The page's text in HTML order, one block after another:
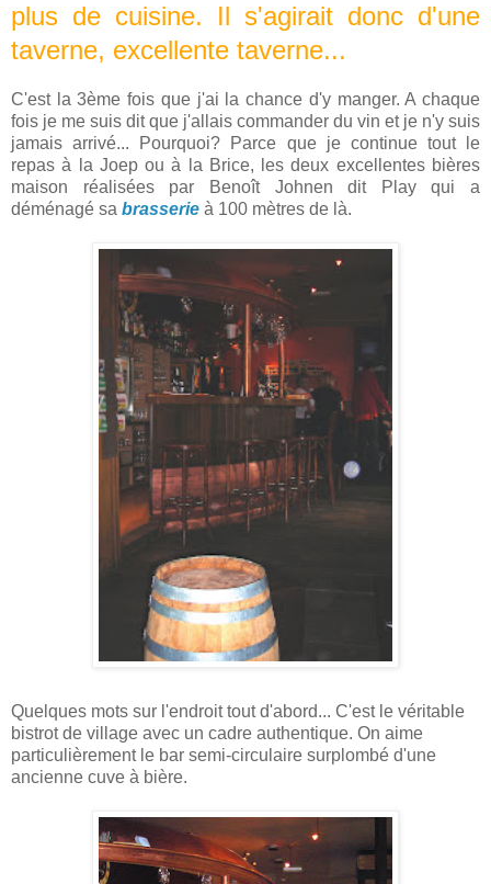
plus de cuisine. Il s'agirait donc d'une
taverne, excellente taverne...
C'est la 3ème fois que j'ai la chance d'y manger. A chaque
fois je me suis dit que j'allais commander du vin et je n'y suis
jamais arrivé... Pourquoi? Parce que je continue tout le
repas à la Joep ou à la Brice, les deux excellentes bières
maison réalisées par Benoît Johnen dit Play qui a
déménagé sa brasserie à 100 mètres de là.
Quelques mots sur l'endroit tout d'abord... C'est le véritable
bistrot de village avec un cadre authentique. On aime
particulièrement le bar semi-circulaire surplombé d'une
ancienne cuve à bière.